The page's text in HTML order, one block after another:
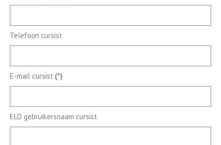
Telefoon cursist
E-mail cursist (*)
ELO gebruikersnaam cursist